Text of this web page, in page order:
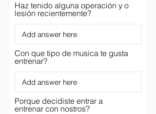
Haz tenido alguna operación y o
lesión recientemente?
Con que tipo de musica te gusta
entrenar?
Porque decidiste entrar a
entrenar con nostros?